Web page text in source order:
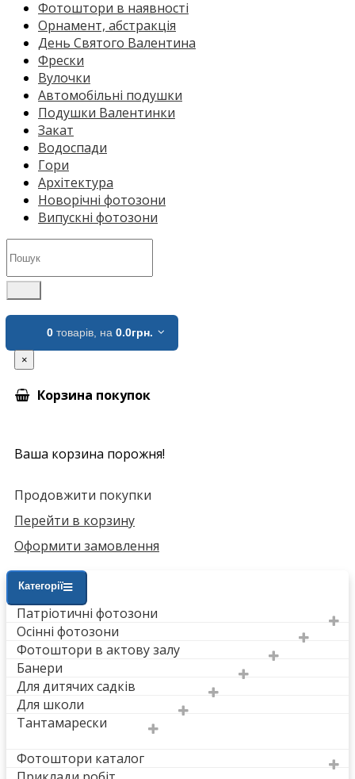
Фотоштори в наявності
Орнамент, абстракція
День Святого Валентина
Фрески
Вулочки
Автомобільні подушки
Подушки Валентинки
Закат
Водоспади
Гори
Архітектура
Новорічні фотозони
Випускні фотозони
0 товарів, на 0.0грн.
×
Корзина покупок
Ваша корзина порожня!
Продовжити покупки
Перейти в корзину
Оформити замовлення
Категорії
Патріотичні фотозони
Осінні фотозони
Фотоштори в актову залу
Банери
Для дитячих садків
Для школи
Тантамарески
Фотоштори каталог